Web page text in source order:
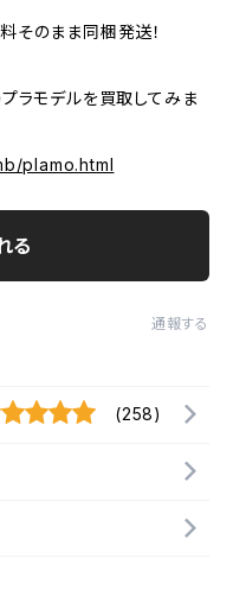
そのまま同梱発送！
ラモデルを買取してみま
plamo.html
る
通報する
(258)